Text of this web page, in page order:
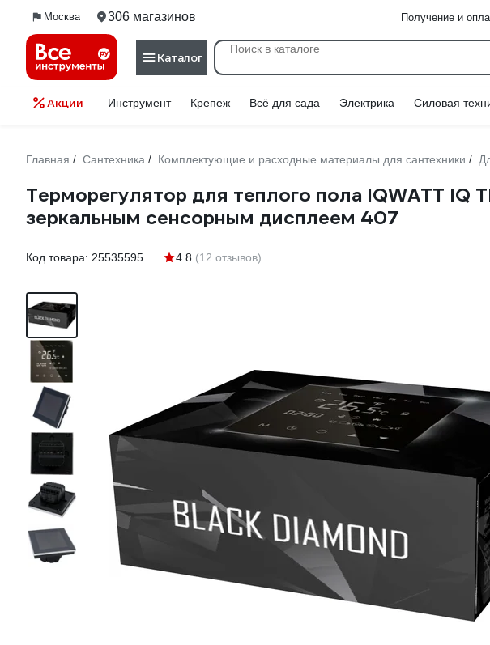
Москва 306 магазинов Получение и
Каталог
Акции Инструмент Крепеж Всё для сада Электрика Силовая
Главная / Сантехника / Комплектующие и расходные материалы для сантехники /
Терморегулятор для теплого пола IQWATT IQ
зеркальным сенсорным дисплеем 407
Код товара: 25535595 4.8 (12 отзывов)